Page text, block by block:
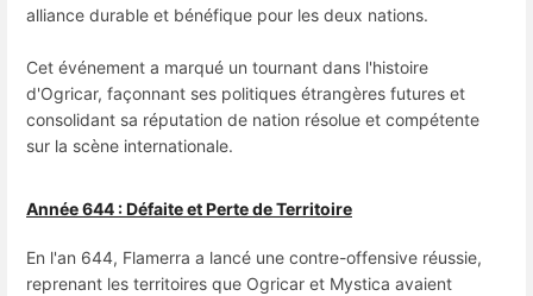
alliance durable et bénéfique pour les deux nations.
Cet événement a marqué un tournant dans l'histoire
d'Ogricar, façonnant ses politiques étrangères futures et
consolidant sa réputation de nation résolue et compétente
sur la scène internationale.
Année 644 : Défaite et Perte de Territoire
En l'an 644, Flamerra a lancé une contre-offensive réussie,
reprenant les territoires que Ogricar et Mystica avaient